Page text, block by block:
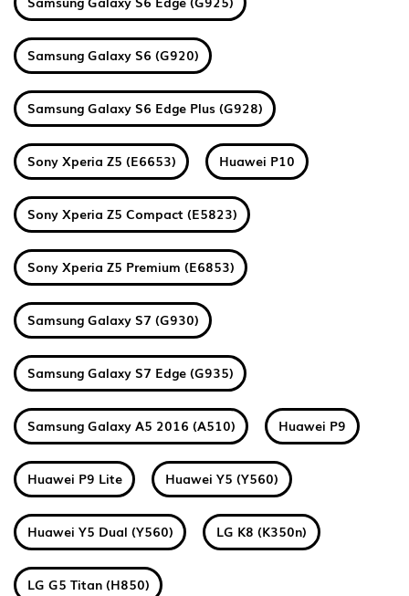
Samsung Galaxy S6 (G920)
Samsung Galaxy S6 Edge Plus (G928)
Sony Xperia Z5 (E6653) Huawei P10
Sony Xperia Z5 Compact (E5823)
Sony Xperia Z5 Premium (E6853)
Samsung Galaxy S7 (G930)
Samsung Galaxy S7 Edge (G935)
Samsung Galaxy A5 2016 (A510) Huawei P9
Huawei P9 Lite Huawei Y5 (Y560)
Huawei Y5 Dual (Y560) LG K8 (K350n)
LG G5 Titan (H850)